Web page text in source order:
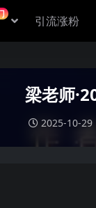
引流涨粉
梁老师
2025-10-29